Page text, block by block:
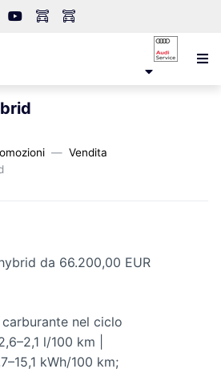
Vendita
da 66.200,00 EUR
nel ciclo
l/100 km |
kWh/100 km;